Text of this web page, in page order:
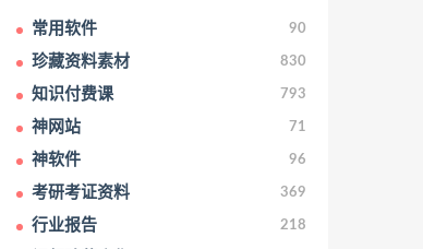
常用软件 90
珍藏资料素材 830
知识付费课 793
神网站 71
神软件 96
考研考证资料 369
行业报告 218